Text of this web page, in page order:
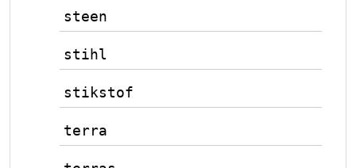
steen
stihl
stikstof
terra